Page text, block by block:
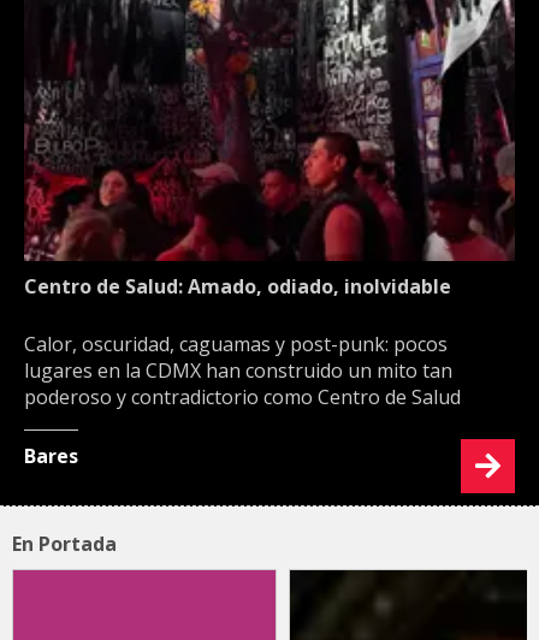
Centro de Salud: Amado, odiado, inolvidable
Calor, oscuridad, caguamas y post-punk: pocos
lugares en la CDMX han construido un mito tan
poderoso y contradictorio como Centro de Salud
Bares
En Portada